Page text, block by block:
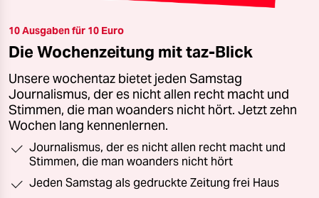
10 Ausgaben für 10 Euro
Die Wochenzeitung mit taz-Blick
Unsere wochentaz bietet jeden Samstag
Journalismus, der es nicht allen recht macht und
Stimmen, die man woanders nicht hört. Jetzt zehn
Wochen lang kennenlernen.
Journalismus, der es nicht allen recht macht und
Stimmen, die man woanders nicht hört
Jeden Samstag als gedruckte Zeitung frei Haus